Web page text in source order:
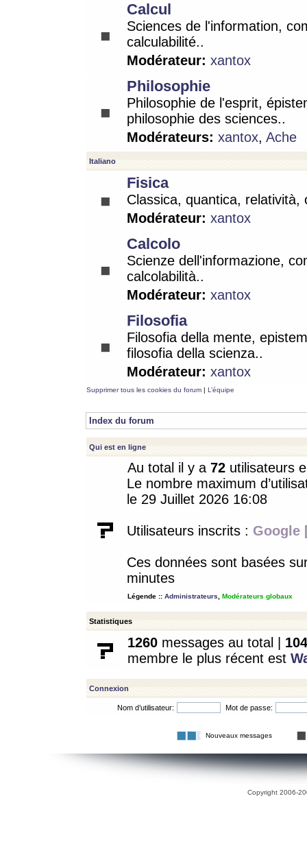
Calcul
Sciences de l'information,
calculabilité..
Modérateur: xantox
Philosophie
Philosophie de l'esprit,
philosophie des sciences..
Modérateurs: xantox, Ache
Italiano
Fisica
Classica, quantica, relatività,
Modérateur: xantox
Calcolo
Scienze dell'informazione,
calcolabilità..
Modérateur: xantox
Filosofia
Filosofia della mente,
filosofia della scienza..
Modérateur: xantox
Supprimer tous les cookies du forum | L’équipe
Index du forum
Qui est en ligne
Au total il y a 72 utilisateurs
Le nombre maximum
le 29 Juillet 2026 16:08
Utilisateurs inscrits : Google
Ces données sont basées
minutes
Légende :: Administrateurs Modérateurs globaux
Statistiques
1260 messages au total | 104
membre le plus récent est
Connexion
Nom d’utilisateur: Mot de passe:
Nouveaux messages
Copyright 2006-